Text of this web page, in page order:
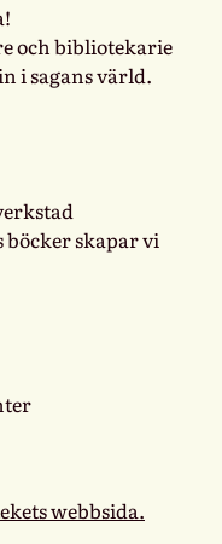
och bibliotekarie
i sagans värld.
böcker skapar vi
webbsida.